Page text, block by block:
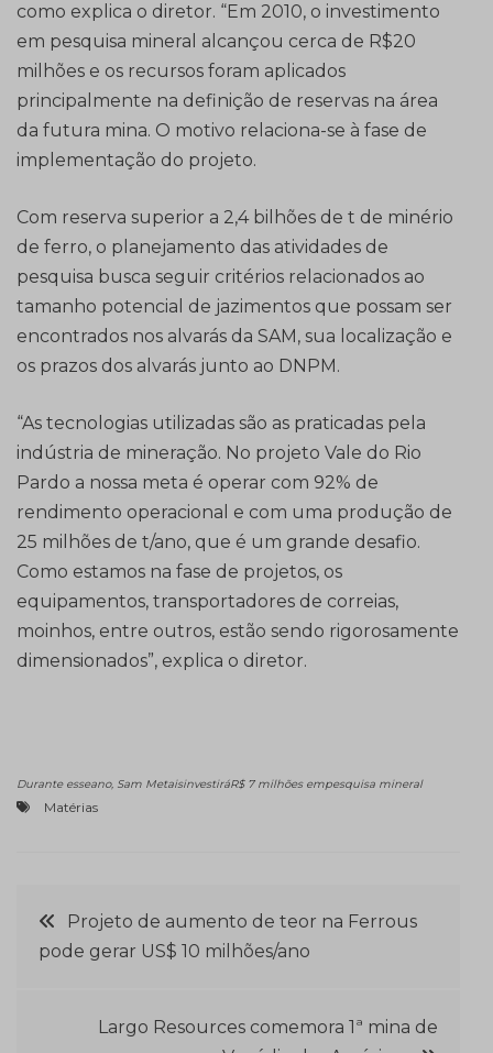
como explica o diretor. “Em 2010, o investimento
em pesquisa mineral alcançou cerca de R$20
milhões e os recursos foram aplicados
principalmente na definição de reservas na área
da futura mina. O motivo relaciona-se à fase de
implementação do projeto.
Com reserva superior a 2,4 bilhões de t de minério
de ferro, o planejamento das atividades de
pesquisa busca seguir critérios relacionados ao
tamanho potencial de jazimentos que possam ser
encontrados nos alvarás da SAM, sua localização e
os prazos dos alvarás junto ao DNPM.
“As tecnologias utilizadas são as praticadas pela
indústria de mineração. No projeto Vale do Rio
Pardo a nossa meta é operar com 92% de
rendimento operacional e com uma produção de
25 milhões de t/ano, que é um grande desafio.
Como estamos na fase de projetos, os
equipamentos, transportadores de correias,
moinhos, entre outros, estão sendo rigorosamente
dimensionados”, explica o diretor.
Durante esseano, Sam MetaisinvestiráR$ 7 milhões empesquisa mineral
Matérias
Navegação
de
Projeto de aumento de teor na Ferrous
pode gerar US$ 10 milhões/ano
Largo Resources comemora 1ª mina de